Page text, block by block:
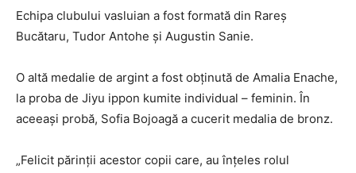
Echipa clubului vasluian a fost formată din Rareș
Bucătaru, Tudor Antohe și Augustin Sanie.
O altă medalie de argint a fost obținută de Amalia Enache,
la proba de Jiyu ippon kumite individual – feminin. În
aceeași probă, Sofia Bojoagă a cucerit medalia de bronz.
„Felicit părinții acestor copii care, au înțeles rolul